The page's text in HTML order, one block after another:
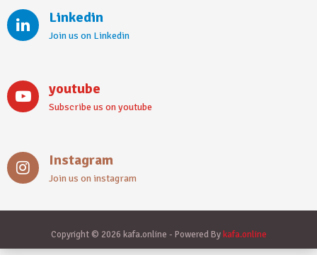
Linkedin
Join us on Linkedin
youtube
Subscribe us on youtube
Instagram
Join us on instagram
Copyright © 2026 kafa.online - Powered Bykafa.online